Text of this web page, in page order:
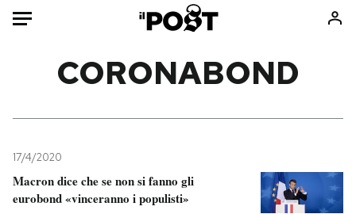
Mondo
Politica
Tecnologia
Consumismi
CORONABOND
17/4/2020
Macron dice che se non si fanno gli
eurobond «vinceranno i populisti»